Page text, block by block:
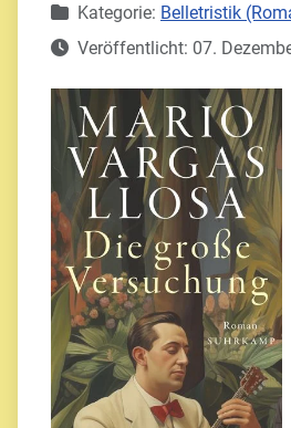
DetailsKategorie: Belletristik
Veröffentlicht: 07.